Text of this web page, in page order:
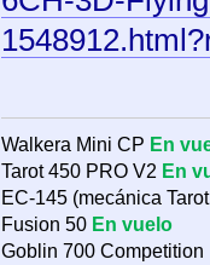
Walkera Mini CP En
Tarot 450 PRO V2 En
EC-145 (mecánica
Fusion 50 En vuelo
Goblin 700 Competition